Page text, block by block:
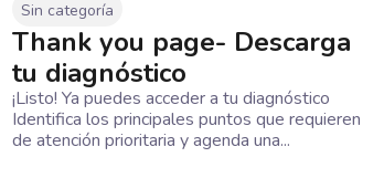
Sin categoría
Thank you page- Descarga
tu diagnóstico
¡Listo! Ya puedes acceder a tu diagnóstico
Identifica los principales puntos que requieren
de atención prioritaria y agenda una...